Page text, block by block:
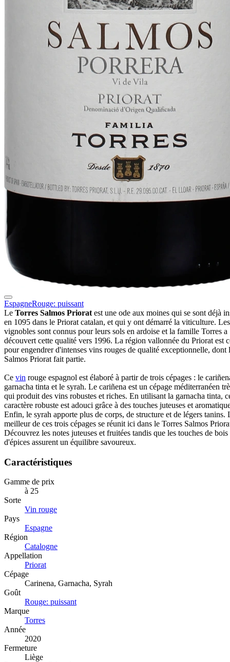
EspagneRouge: puissant
Le Torres Salmos Priorat est une ode aux moines qui se sont déjà
en 1095 dans le Priorat catalan, et qui y ont démarré la viticulture. Les
vignobles sont connus pour leurs sols en ardoise et la famille Torres a
découvert cette qualité vers 1996. La région vallonnée du Priorat est
pour engendrer d'intenses vins rouges de qualité exceptionnelle, dont
Salmos Priorat fait partie.
Ce vin rouge espagnol est élaboré à partir de trois cépages : le
garnacha tinta et le syrah. Le cariñena est un cépage méditerranéen
qui produit des vins robustes et riches. En utilisant la garnacha tinta,
caractère robuste est adouci grâce à des touches juteuses et
Enfin, le syrah apporte plus de corps, de structure et de légers tanins.
meilleur de ces trois cépages se réunit ici dans le Torres Salmos
Découvrez les notes juteuses et fruitées tandis que les touches de bois
d'épices assurent un équilibre savoureux.
Caractéristiques
Gamme de prix
à 25
Sorte
Vin rouge
Pays
Espagne
Région
Catalogne
Appellation
Priorat
Cépage
Carinena, Garnacha, Syrah
Goût
Rouge: puissant
Marque
Torres
Année
2020
Fermeture
Liège